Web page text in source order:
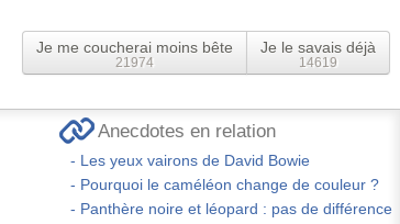
Je me coucherai moins bête
21974
Je le savais déjà
14619
Anecdotes en relation
Les yeux vairons de David Bowie
Pourquoi le caméléon change de couleur ?
Panthère noire et léopard : pas de différence